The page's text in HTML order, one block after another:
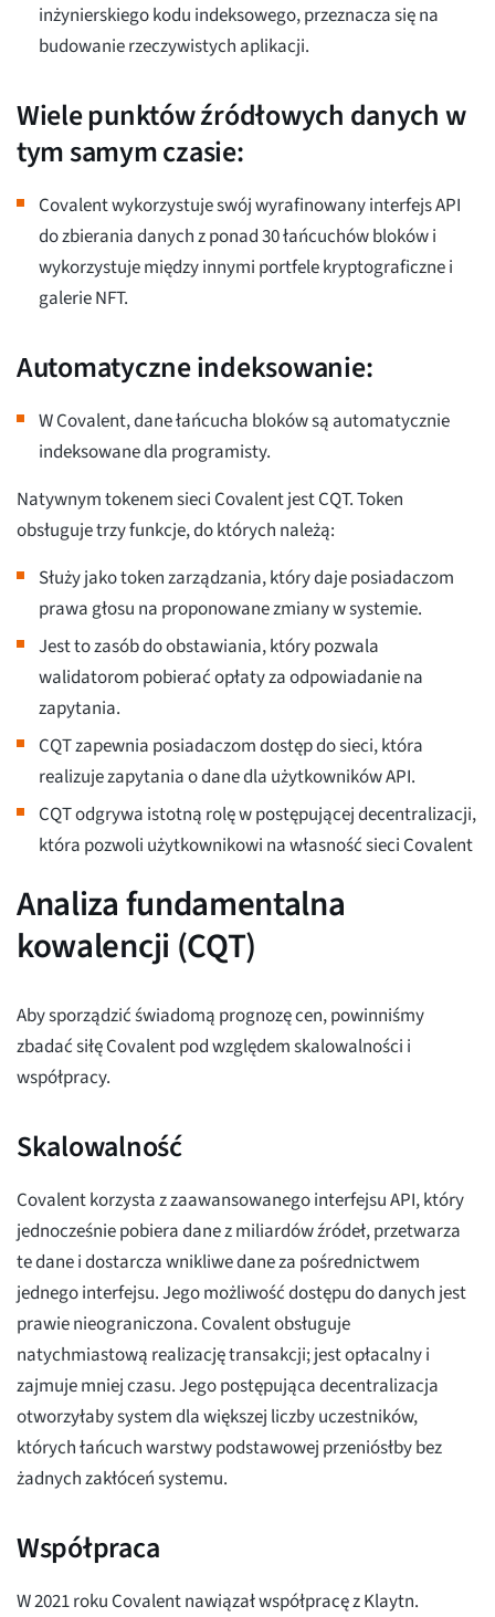
inżynierskiego kodu indeksowego, przeznacza się na
budowanie rzeczywistych aplikacji.
Wiele punktów źródłowych danych w
tym samym czasie:
Covalent wykorzystuje swój wyrafinowany interfejs API
do zbierania danych z ponad 30 łańcuchów bloków i
wykorzystuje między innymi portfele kryptograficzne i
galerie NFT.
Automatyczne indeksowanie:
W Covalent, dane łańcucha bloków są automatycznie
indeksowane dla programisty.
Natywnym tokenem sieci Covalent jest CQT. Token
obsługuje trzy funkcje, do których należą:
Służy jako token zarządzania, który daje posiadaczom
prawa głosu na proponowane zmiany w systemie.
Jest to zasób do obstawiania, który pozwala
walidatorom pobierać opłaty za odpowiadanie na
zapytania.
CQT zapewnia posiadaczom dostęp do sieci, która
realizuje zapytania o dane dla użytkowników API.
CQT odgrywa istotną rolę w postępującej decentralizacji,
która pozwoli użytkownikowi na własność sieci Covalent
Analiza fundamentalna
kowalencji (CQT)
Aby sporządzić świadomą prognozę cen, powinniśmy
zbadać siłę Covalent pod względem skalowalności i
współpracy.
Skalowalność
Covalent korzysta z zaawansowanego interfejsu API, który
jednocześnie pobiera dane z miliardów źródeł, przetwarza
te dane i dostarcza wnikliwe dane za pośrednictwem
jednego interfejsu. Jego możliwość dostępu do danych jest
prawie nieograniczona. Covalent obsługuje
natychmiastową realizację transakcji; jest opłacalny i
zajmuje mniej czasu. Jego postępująca decentralizacja
otworzyłaby system dla większej liczby uczestników,
których łańcuch warstwy podstawowej przeniósłby bez
żadnych zakłóceń systemu.
Współpraca
W 2021 roku Covalent nawiązał współpracę z Klaytn.